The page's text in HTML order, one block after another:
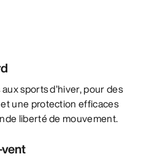
sports d’hiver, pour des
une protection efficaces
liberté de mouvement.